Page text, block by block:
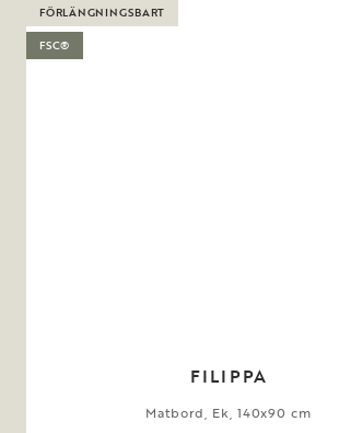
FILIPPA
Matbord, Ek, 140x90 cm
FÖRLÄNGNINGSBART
FSC®